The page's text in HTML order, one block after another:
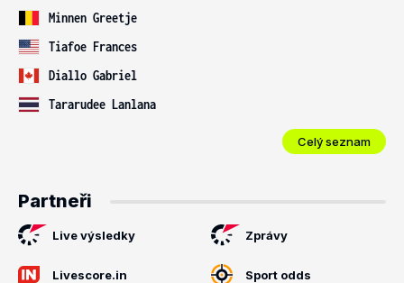
Minnen Greetje
Tiafoe Frances
Diallo Gabriel
Tararudee Lanlana
Celý seznam
Partneři
Live výsledky Zprávy
Livescore.in Sport odds